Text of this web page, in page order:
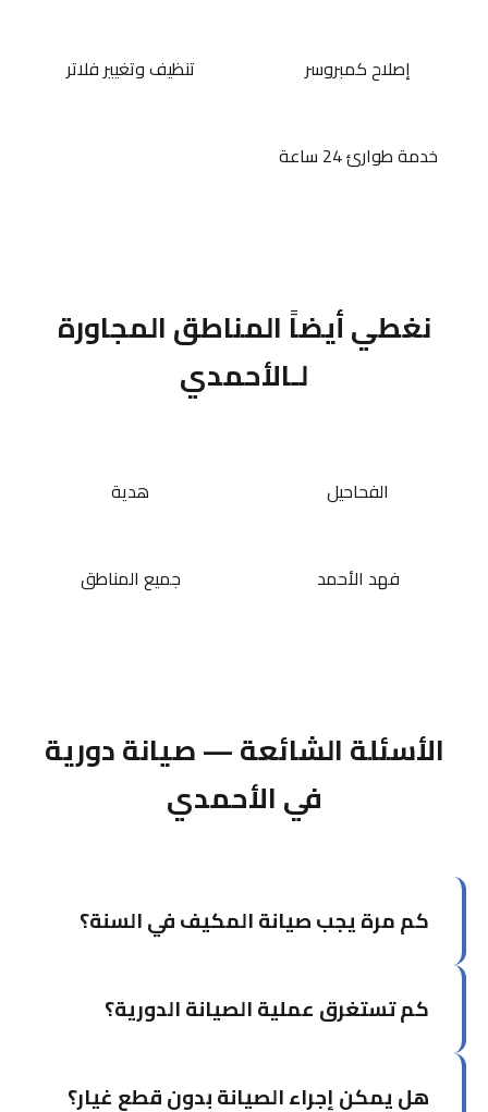
إصلاح كمبروسر تنظيف وتغيير فلاتر
خدمة طوارئ 24 ساعة
نغطي أيضاً المناطق المجاورة
لـالأحمدي
الفحاحيل هدية
فهد الأحمد جميع المناطق
الأسئلة الشائعة — صيانة دورية
في الأحمدي
كم مرة يجب صيانة المكيف في السنة؟
موسم الصيف (أبريل-مايو) ومرة في فصل الخريف.
كم تستغرق عملية الصيانة الدورية؟
ساعة ونصف. إذا كان لديك أكثر من وحدة، يمكن أن
هل يمكن إجراء الصيانة بدون قطع غيار؟